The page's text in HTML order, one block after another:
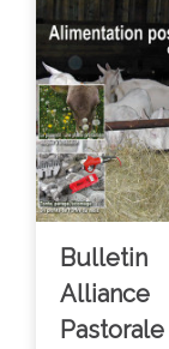
Bulletin
Alliance
Pastorale